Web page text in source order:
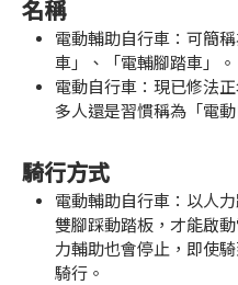
名稱
電動輔助自行車：可簡
車」、「電輔腳踏車」。
電動自行車：現已修法
多人還是習慣稱為「電動
騎行方式
電動輔助自行車：以人
雙腳踩動踏板，才能啟
力輔助也會停止，即使
騎行。